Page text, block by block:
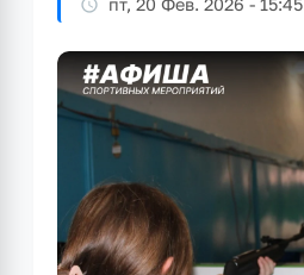
пт, 20 Фев. 2026 - 15:45